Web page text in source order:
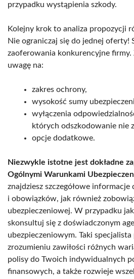
przypadku wystąpienia szkody.
Kolejny krok to analiza propozycji
Nie ograniczaj się do jednej oferty!
zaoferowania konkurencyjne firmy.
uwagę na:
zakres ochrony,
wysokość sumy
wyłączenia
których odszkodowanie nie
opcje dodatkowe.
Niezwykle istotne jest dokładne
Ogólnymi Warunkami
znajdziesz szczegółowe
i obowiązków, jak również
ubezpieczeniowej. W przypadku
skonsultuj się z doświadczonym
ubezpieczeniowym. Taki
zrozumieniu zawiłości różnych
polisy do Twoich indywidualnych
finansowych, a także rozwieje